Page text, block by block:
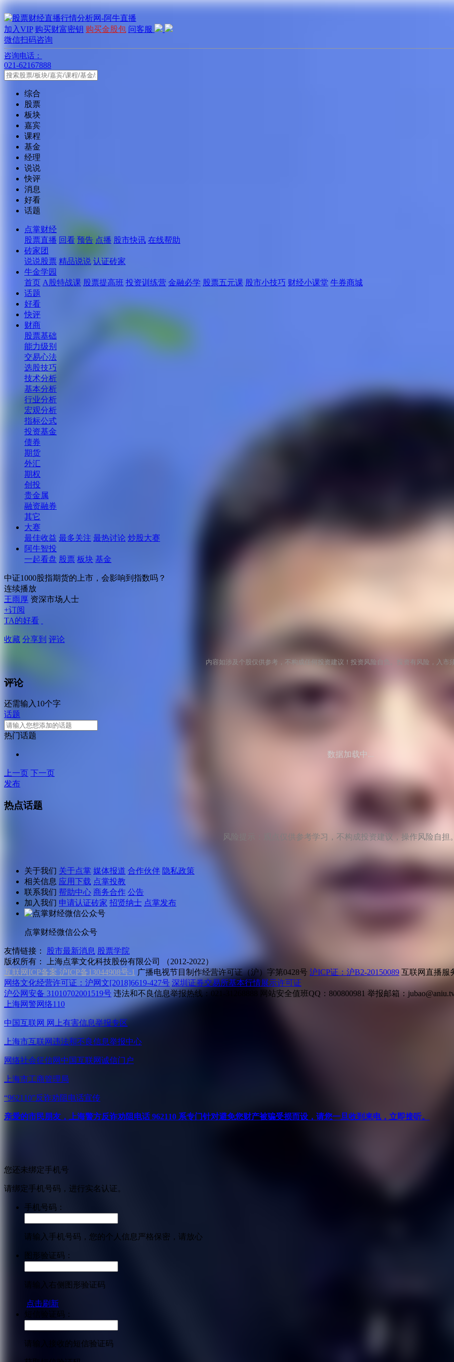
加入VIP 购买财富密钥 购买金股包 问客服
微信扫码咨询
咨询电话：
021-62167888
综合
股票
板块
嘉宾
课程
基金
经理
说说
快评
消息
好看
话题
点掌财经
股票直播 回看 预告 点播 股市快讯 在线帮助
砖家团
说说股票 精品说说 认证砖家
牛金学园
首页 A股特战课 股票提高班 投资训练营 金融必学 股票五元课 股市小技巧 财经小课堂 牛券商城
话题
好看
快评
财商
股票基础
能力级别
交易心法
选股技巧
技术分析
基本分析
行业分析
宏观分析
指标公式
投资基金
债券
期货
外汇
期权
创投
贵金属
融资融券
其它
大赛
最佳收益 最多关注 最热讨论 炒股大赛
阿牛智投
一起看盘 股票 板块 基金
中证1000股指期货的上市，会影响到指数吗？
连续播放
王雨厚 资深市场人士
+订阅
TA的好看
收藏 分享到 评论
内容如涉及个股仅供参考，不构成任何投资建议！投资风险自负。投资有风险，入市
评论
还需输入10个字
话题
热门话题
数据加载中...
上一页 下一页
发布
热点话题
风险提示：观点仅供参考学习，不构成投资建议，操作风险自担
关于我们 关于点掌 媒体报道 合作伙伴 隐私政策
相关信息 应用下载 点掌投教
联系我们 帮助中心 商务合作 公告
加入我们 申请认证砖家 招贤纳士 点掌发布
点掌财经微信公众号
友情链接： 股市最新消息 股票学院
版权所有：
上海点掌文化科技股份有限公司 （2012-2022）
互联网ICP备案 沪ICP备13044908号-1 广播电视节目制作经营许可证（沪）字第0428号 沪ICP证：沪B2-20150089 互联网直播服
网络文化经营许可证：沪网文[2018]6619-427号 深圳证券交易所基本行情展示许可证
沪公网安备 31010702001519号 违法和不良信息举报热线：021-31268888 网站安全值班QQ：800800981 举报邮箱：
上海网警网络110
中国互联网 网上有害信息举报专区
上海市互联网违法和不良信息举报中心
网络社会征信网 中国互联网诚信门户
上海市工商管理局
“962110”反诈劝阻电话宣传
亲爱的市民朋友，上海警方反诈劝阻电话 962110 系专门针对避免您财产被骗受损而设，请您一旦收到来电，立即接听。
您还未绑定手机号
请绑定手机号码，进行实名认证。
手机号码：
请输入手机号码，您的个人信息严格保密，请放心
图形验证码：
请输入右侧图形验证码
点击刷新
短信验证码：
请输入接收的短信验证码